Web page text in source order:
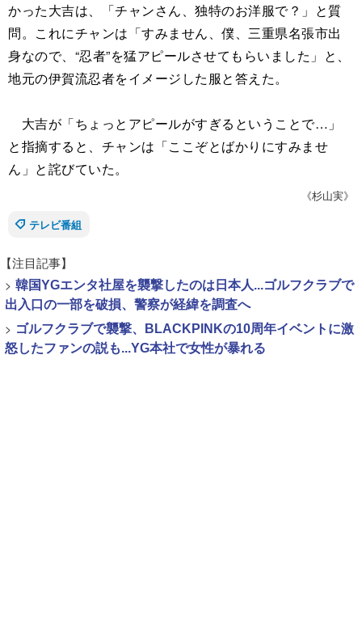
かった大吉は、「チャンさん、独特のお洋服で？」と質
問。これにチャンは「すみません、僕、三重県名張市出
身なので、“忍者”を猛アピールさせてもらいました」と、
地元の伊賀流忍者をイメージした服と答えた。
大吉が「ちょっとアピールがすぎるということで…」
と指摘すると、チャンは「ここぞとばかりにすみませ
ん」と詫びていた。
《杉山実》
テレビ番組
【注目記事】
> 韓国YGエンタ社屋を襲撃したのは日本人...ゴルフクラブで
出入口の一部を破損、警察が経緯を調査へ
> ゴルフクラブで襲撃、BLACKPINKの10周年イベントに激
怒したファンの説も...YG本社で女性が暴れる